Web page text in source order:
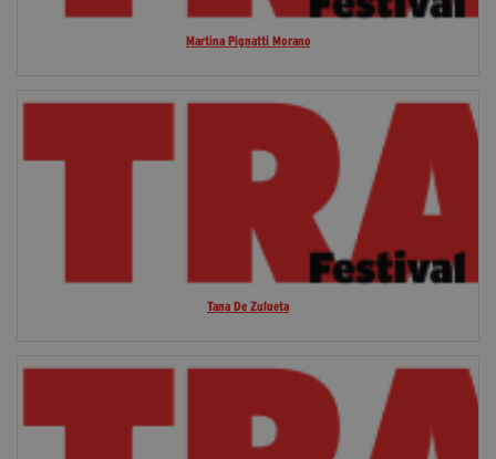
Martina Pignatti Morano
Tana De Zulueta